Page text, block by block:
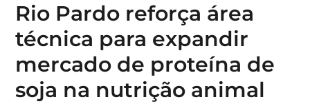
Rio Pardo reforça área
técnica para expandir
mercado de proteína de
soja na nutrição animal